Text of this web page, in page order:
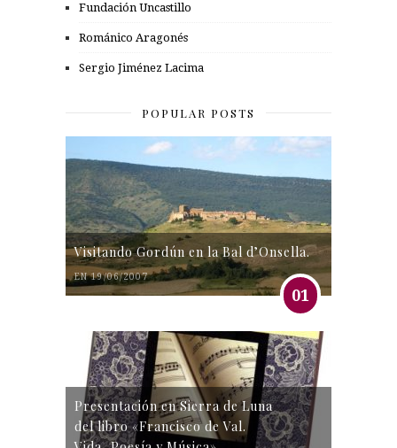
Fundación Uncastillo
Románico Aragonés
Sergio Jiménez Lacima
POPULAR POSTS
Visitando Gordún en la Bal d’Onsella.
EN 19/06/2007
01
Presentación en Sierra de Luna
del libro «Francisco de Val.